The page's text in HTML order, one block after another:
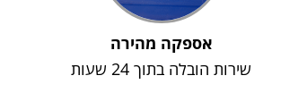
אספקה מהירה
שירות הובלה בתוך 24 שעות